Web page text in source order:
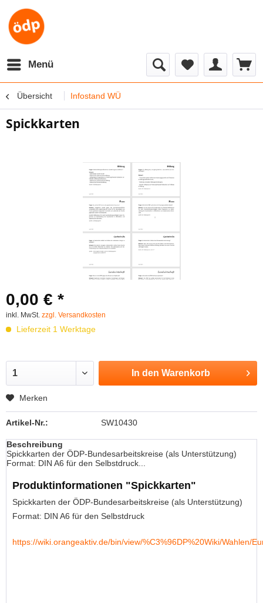
Menü
Übersicht Infostand WÜ
Spickkarten
0,00 € *
inkl. MwSt. zzgl. Versandkosten
Lieferzeit 1 Werktage
In den Warenkorb
Merken
Artikel-Nr.: SW10430
Beschreibung
Spickkarten der ÖDP-Bundesarbeitskreise (als Unterstützung)
Format: DIN A6 für den Selbstdruck...
Produktinformationen "Spickkarten"
Spickkarten der ÖDP-Bundesarbeitskreise (als Unterstützung)
Format: DIN A6 für den Selbstdruck
https://wiki.orangeaktiv.de/bin/view/%C3%96DP%20Wiki/Wahlen/